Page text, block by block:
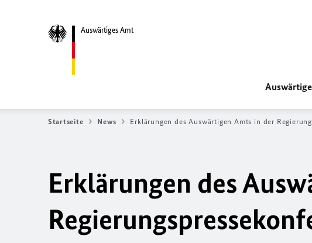
Auswärtiges Amt
Startseite News Erklärungen des Auswärtigen Amts in der
Erklärungen des